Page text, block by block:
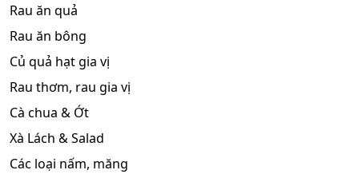
Rau ăn quả
Rau ăn bông
Củ quả hạt gia vị
Rau thơm, rau gia vị
Cà chua & Ớt
Xà Lách & Salad
Các loại nấm, măng